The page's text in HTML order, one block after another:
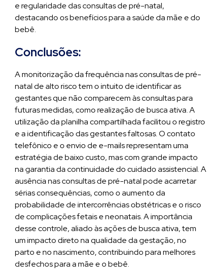
e regularidade das consultas de pré-natal,
destacando os benefícios para a saúde da mãe e do
bebê.
Conclusões:
A monitorização da frequência nas consultas de pré-
natal de alto risco tem o intuito de identificar as
gestantes que não comparecem às consultas para
futuras medidas, como realização de busca ativa. A
utilização da planilha compartilhada facilitou o registro
e a identificação das gestantes faltosas. O contato
telefônico e o envio de e-mails representam uma
estratégia de baixo custo, mas com grande impacto
na garantia da continuidade do cuidado assistencial. A
ausência nas consultas de pré-natal pode acarretar
sérias consequências, como o aumento da
probabilidade de intercorrências obstétricas e o risco
de complicações fetais e neonatais. A importância
desse controle, aliado às ações de busca ativa, tem
um impacto direto na qualidade da gestação, no
parto e no nascimento, contribuindo para melhores
desfechos para a mãe e o bebê.